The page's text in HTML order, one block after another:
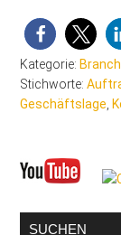
Kategorie:
Stichworte:
Geschäftslage
Seitenspalte
SUCHEN